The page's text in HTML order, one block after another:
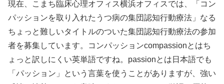
現在、こまち臨床心理オフィス横浜オフィスでは、「コン
パッションを取り入れたうつ病の集団認知行動療法」なる
ちょっと難しいタイトルのついた集団認知行動療法の参加
者を募集しています。コンパッションcompassionとはち
ょっと訳しにくい英単語ですね。passionとは日本語でも
「パッション」という言葉を使うことがありますが、強い